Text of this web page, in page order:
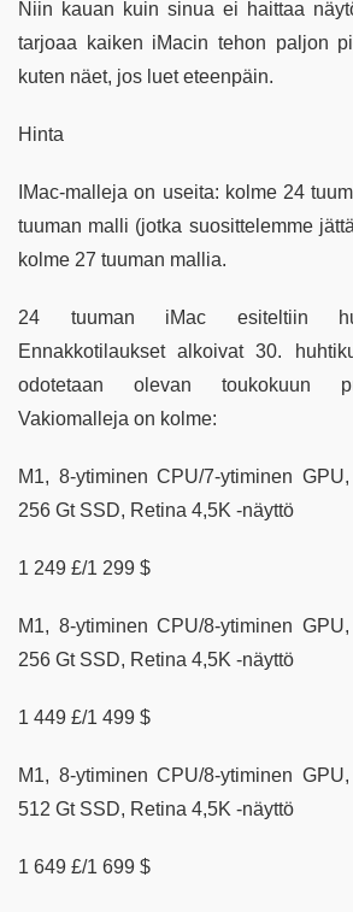
Niin kauan kuin sinua ei haittaa
tarjoaa kaiken iMacin tehon paljon
kuten näet, jos luet eteenpäin.
Hinta
IMac-malleja on useita: kolme 24
tuuman malli (jotka suosittelemme
kolme 27 tuuman mallia.
24 tuuman iMac esiteltiin
Ennakkotilaukset alkoivat 30.
odotetaan olevan toukokuun
Vakiomalleja on kolme:
M1, 8-ytiminen CPU/7-ytiminen
256 Gt SSD, Retina 4,5K -näyttö
1 249 £/1 299 $
M1, 8-ytiminen CPU/8-ytiminen
256 Gt SSD, Retina 4,5K -näyttö
1 449 £/1 499 $
M1, 8-ytiminen CPU/8-ytiminen
512 Gt SSD, Retina 4,5K -näyttö
1 649 £/1 699 $